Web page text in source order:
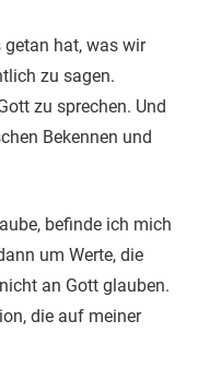
getan hat, was wir
zu sagen.
zu sprechen. Und
Bekennen und
befinde ich mich
um Werte, die
an Gott glauben.
die auf meiner